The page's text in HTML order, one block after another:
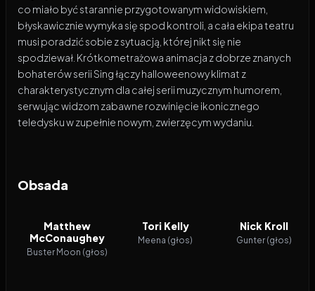
co miało być starannie przygotowanym widowiskiem,
błyskawicznie wymyka się spod kontroli, a cała ekipa teatru
musi poradzić sobie z sytuacją, której nikt się nie
spodziewał. Krótkometrażowa animacja z dobrze znanych
bohaterów serii Sing łączy halloweenowy klimat z
charakterystycznym dla całej serii muzycznym humorem,
serwując widzom zabawne rozwinięcie ikonicznego
teledysku w zupełnie nowym, zwierzęcym wydaniu.
Obsada
Matthew
McConaughey
Buster Moon (głos)
Tori Kelly
Meena (głos)
Nick Kroll
Gunter (głos)